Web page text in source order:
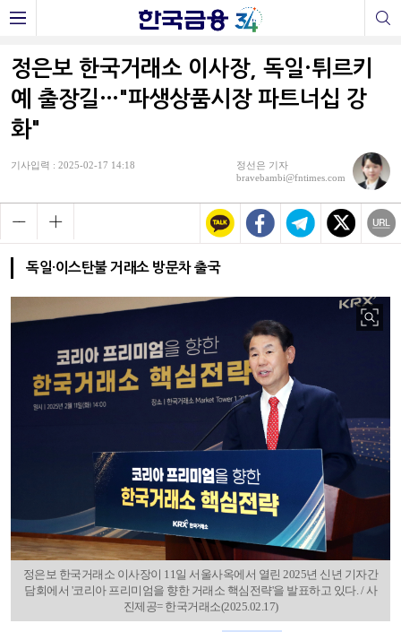
정은보 한국거래소 이사장, 독일·튀르키
예 출장길…"파생상품시장 파트너십 강
화"
기사입력 : 2025-02-17 14:18
정선은 기자
bravebambi@fntimes.com
독일·이스탄불 거래소 방문차 출국
정은보 한국거래소 이사장이 11일 서울사옥에서 열린 2025년 신년 기자간
담회에서 '코리아 프리미엄을 향한 거래소 핵심전략'을 발표하고 있다. / 사
진제공= 한국거래소(2025.02.17)